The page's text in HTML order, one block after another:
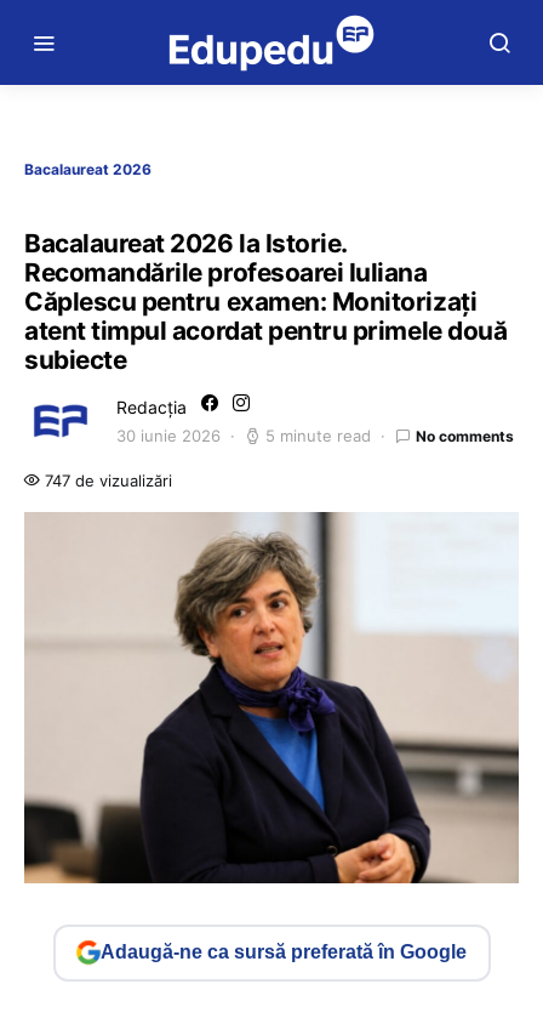
Bacalaureat 2026
Bacalaureat 2026 la Istorie.
Recomandările profesoarei Iuliana
Căplescu pentru examen: Monitorizați
atent timpul acordat pentru primele două
subiecte
Redacția
30 iunie 2026 5 minute read No comments
747 de vizualizări
Adaugă-ne ca sursă preferată în Google